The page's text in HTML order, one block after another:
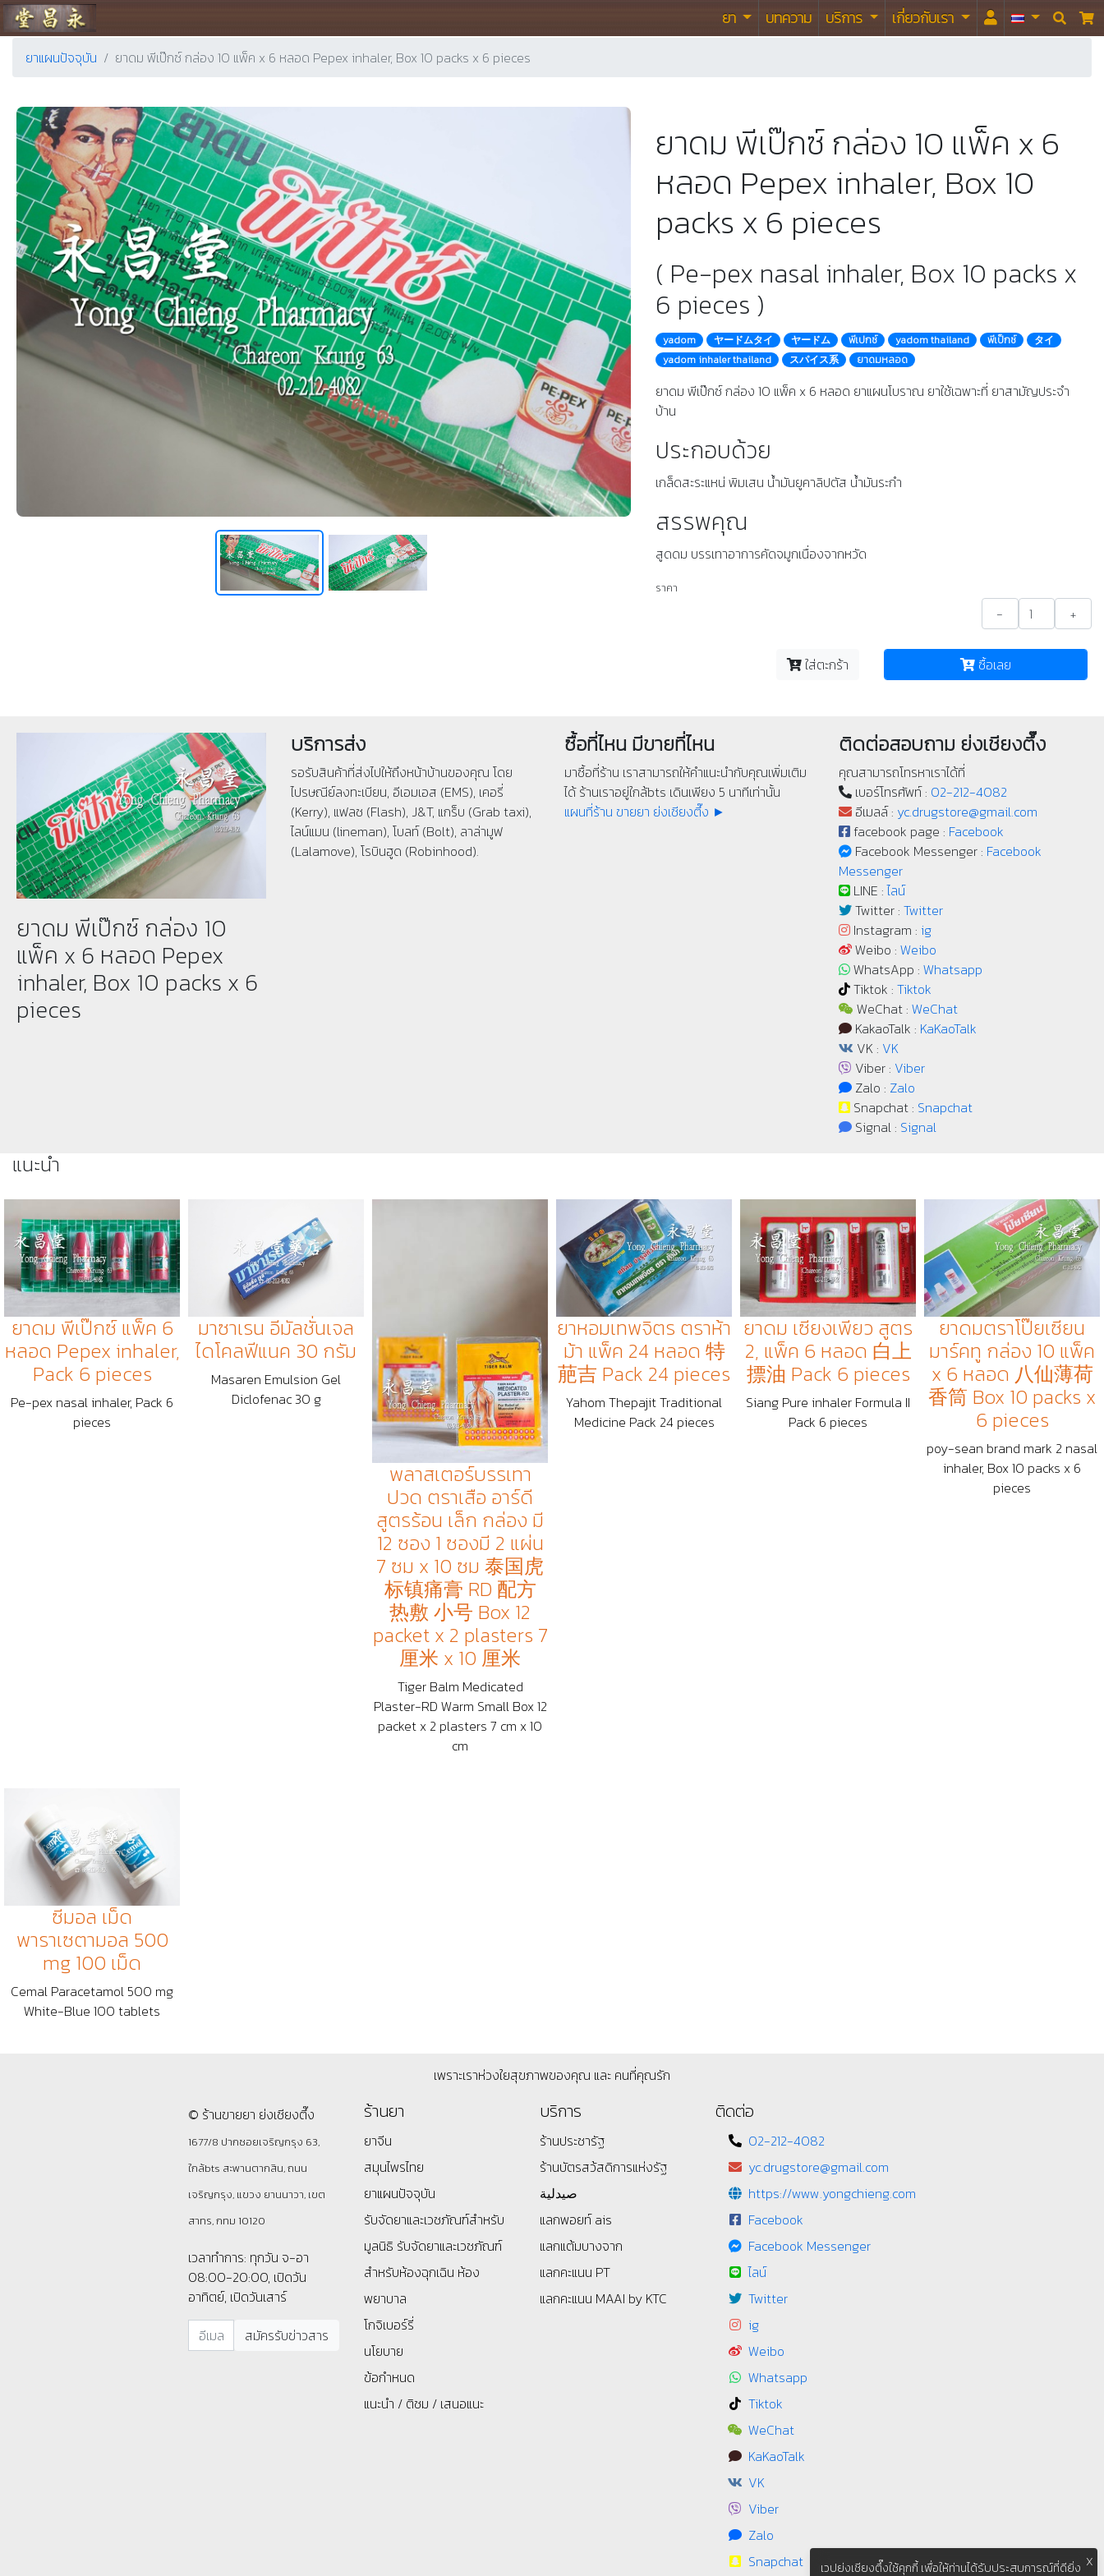
ร้านขายยา ย่งเชียงตึ๊ง ยา บทความ บริการ เกี่ยวกับเรา  
ยาแผนปัจจุบัน ยาดม พีเป๊กซ์ กล่อง 10 แพ็ค x 6 หลอด Pepex inhaler, Box 10 packs x 6 pieces
ยาดม พีเป๊กซ์ กล่อง 10 แพ็ค x 6
หลอด Pepex inhaler, Box 10
packs x 6 pieces
( Pe-pex nasal inhaler, Box 10 packs x
6 pieces )
yadom ヤードムタイ ヤードム พีเปกซ์ yadom thailand พีเป็กซ์
タイ
yadom inhaler thailand
スパイス系 ยาดมหลอด
ยาดม พีเป๊กซ์ กล่อง 10 แพ็ค x 6 หลอด ยาแผนโบราณ ยาใช้เฉพาะที่ ยาสามัญประจำ
บ้าน
ประกอบด้วย
เกล็ดสะระแหน่ พิมเสน น้ำมันยูคาลิปตัส น้ำมันระกำ
สรรพคุณ
สูดดม บรรเทาอาการคัดจมูกเนื่องจากหวัด
ราคา
- +
ใส่ตะกร้า ซื้อเลย
ยาดม พีเป๊กซ์ กล่อง 10
แพ็ค x 6 หลอด Pepex
inhaler, Box 10 packs x 6
pieces
บริการส่ง
รอรับสินค้าที่ส่งไปให้ถึงหน้าบ้านของคุณ โดย
ไปรษณีย์ลงทะเบียน, อีเอมเอส (EMS), เคอรี่
(Kerry), แฟลช (Flash), J&T, แกร็บ (Grab taxi),
ไลน์แมน (lineman), โบลท์ (Bolt), ลาล่ามูฟ
(Lalamove), โรบินฮูด (Robinhood).
ซื้อที่ไหน มีขายที่ไหน
มาซื้อที่ร้าน เราสามารถให้คำแนะนำกับคุณเพิ่มเติม
ได้ ร้านเราอยู่ใกล้bts เดินเพียง 5 นาทีเท่านั้น
แผนที่ร้าน ขายยา ย่งเชียงตึ๊ง ►
ติดต่อสอบถาม ย่งเชียงตึ๊ง
คุณสามารถโทรหาเราได้ที่
เบอร์โทรศัพท์ : 02-212-4082
อีเมลล์ : yc.drugstore@gmail.com
facebook page : Facebook
Facebook Messenger : Facebook
Messenger
LINE :ไลน์
Twitter : Twitter
Instagram : ig
Weibo : Weibo
WhatsApp : Whatsapp
Tiktok : Tiktok
WeChat : WeChat
KakaoTalk : KaKaoTalk
VK : VK
Viber : Viber
Zalo : Zalo
Snapchat : Snapchat
Signal : Signal
แนะนำ
ยาดม พีเป๊กซ์ แพ็ค 6
หลอด Pepex inhaler,
Pack 6 pieces
Pe-pex nasal inhaler, Pack 6
pieces
มาซาเรน อีมัลชั่นเจล
ไดโคลฟีแนค 30 กรัม
Masaren Emulsion Gel
Diclofenac 30 g
พลาสเตอร์บรรเทา
ปวด ตราเสือ อาร์ดี
สูตรร้อน เล็ก กล่อง มี
12 ซอง 1 ซองมี 2 แผ่น
7 ซม x 10 ซม 泰国虎
标镇痛膏 RD 配方
热敷 小号 Box 12
packet x 2 plasters 7
厘米 x 10 厘米
Tiger Balm Medicated
Plaster-RD Warm Small Box 12
packet x 2 plasters 7 cm x 10
cm
ยาหอมเทพจิตร ตราห้า
ม้า แพ็ค 24 หลอด 特
萉吉 Pack 24 pieces
Yahom Thepajit Traditional
Medicine Pack 24 pieces
ยาดม เซียงเพียว สูตร
2, แพ็ค 6 หลอด 白上
摽油 Pack 6 pieces
Siang Pure inhaler Formula II
Pack 6 pieces
ยาดมตราโป๊ยเซียน
มาร์คทู กล่อง 10 แพ็ค
x 6 หลอด 八仙薄荷
香筒 Box 10 packs x
6 pieces
poy-sean brand mark 2 nasal
inhaler, Box 10 packs x 6
pieces
ซีมอล เม็ด
พาราเซตามอล 500
mg 100 เม็ด
Cemal Paracetamol 500 mg
White-Blue 100 tablets
เพราะเราห่วงใยสุขภาพของคุณ และ คนที่คุณรัก
© ร้านขายยา ย่งเชียงตึ๊ง
1677/8 ปากซอยเจริญกรุง 63,
ใกล้bts สะพานตากสิน, ถนน
เจริญกรุง, แขวง ยานนาวา, เขต
สาทร, กทม 10120
เวลาทำการ: ทุกวัน จ-อา
08:00-20:00, เปิดวัน
อาทิตย์, เปิดวันเสาร์
ร้านยา
ยาจีน
สมุนไพรไทย
ยาแผนปัจจุบัน
รับจัดยาและเวชภัณฑ์สำหรับ
มูลนิธิ รับจัดยาและเวชภัณฑ์
สำหรับห้องฉุกเฉิน ห้อง
พยาบาล
โกจิเบอร์รี่
นโยบาย
ข้อกำหนด
แนะนำ / ติชม / เสนอแนะ
บริการ
ร้านประชารัฐ
ร้านบัตรสว้สดิการแห่งรัฐ
صيدلية
แลกพอยท์ ais
แลกแต้มบางจาก
แลกคะแนน PT
แลกคะแนน MAAI by KTC
ติดต่อ
02-212-4082
yc.drugstore@gmail.com
https://www.yongchieng.com
Facebook
Facebook Messenger
ไลน์
Twitter
ig
Weibo
Whatsapp
Tiktok
WeChat
KaKaoTalk
VK
Viber
Zalo
Snapchat
X
เวปย่งเชียงตึ๊งใช้คุกกี้ เพื่อให้ท่านได้รับประสบการณ์ที่ดียิ่ง